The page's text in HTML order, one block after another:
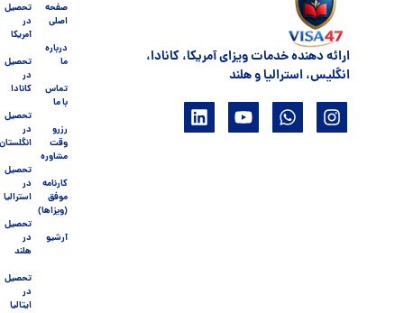
ارائه دهنده خدمات ویزای آمریکا، کانادا،
انگلیس، استرالیا و هلند
صفحه
اصلی
درباره
ما
تماس
با ما
رزرو
وقت
مشاوره
کارنامه
موفق
(ویزاها)
آرشیو
تحصیل
در
آمریکا
تحصیل
در
کانادا
تحصیل
در
انگلستان
تحصیل
در
استرالیا
تحصیل
در
هلند
تحصیل
در
ایتالیا